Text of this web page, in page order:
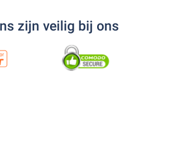
zijn veilig bij ons